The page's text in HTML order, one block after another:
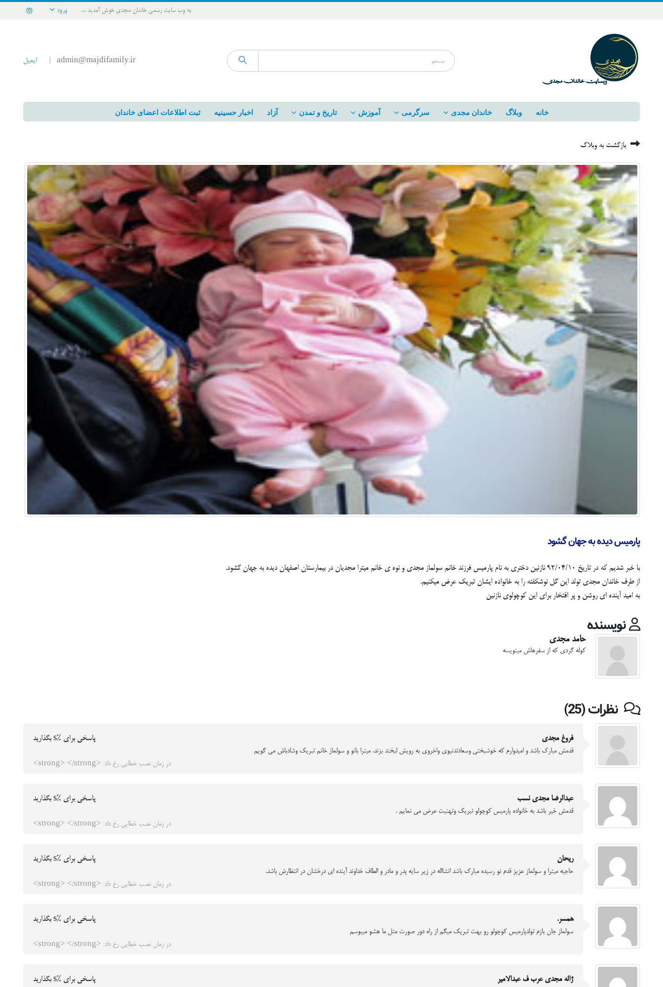
به وب سایت رسمی خاندان مجدی خوش آمدید ... ورود
admin@majdifamily.ir ایمیل
خانه وبلاگ خاندان مجدی سرگرمی آموزش تاریخ و تمدن آزاد اخبار حسینیه ثبت اطلاعات اعضای خاندان
بازگشت به وبلاگ
پارمیس دیده به جهان گشود
با خبر شدیم که در تاریخ 92/04/10 نازنین دختری به نام پارمیس فرزند خانم سولماز مجدی و نوه ی خانم میترا مجدیان در بیمارستان اصفهان دیده به جهان گشود.
از طرف خاندان مجدی تولد این گل نوشکفته را به خانواده ایشان تبریک عرض میکنیم.
به امید آینده ای روشن و پر افتخار برای این کوچولوی نازنین
نویسنده
حامد مجدی
کوله گردی که از سفرهاش مینویسه
نظرات (25)
فروغ مجدی پاسخی برای %s بگذارید
قدمش مبارک باشد و امیدوارم که خوشبختی وسعادتدنیوی واخروی به رویش لبخند بزند. میترا بانو و سولماز خانم تبریک وشادباش می گویم
در زمان نصب خطایی رخ داد: <strong> </strong>
عبدالرضا مجدي نسب پاسخی برای %s بگذارید
قدمش خير باشد به خانواده پارميس كوچولو تبريك وتهنيت عرض مي نمايم .
در زمان نصب خطایی رخ داد: <strong> </strong>
ریحان پاسخی برای %s بگذارید
حاجیه میترا و سولماز عزیز قدم نو رسیده مبارک باشد انشااله در زیر سایه پدر و مادر و الطاف خداوند آینده ای درخشان در انتظارش باشد.
در زمان نصب خطایی رخ داد: <strong> </strong>
همسر. پاسخی برای %s بگذارید
سولماز جان بازم تولدپارمیس کوچولو رو بهت تبریک میگم از راه دور صورت مثل ما هشو میبوسم
در زمان نصب خطایی رخ داد: <strong> </strong>
ژاله مجدی عرب ف عبدالامیر پاسخی برای %s بگذارید